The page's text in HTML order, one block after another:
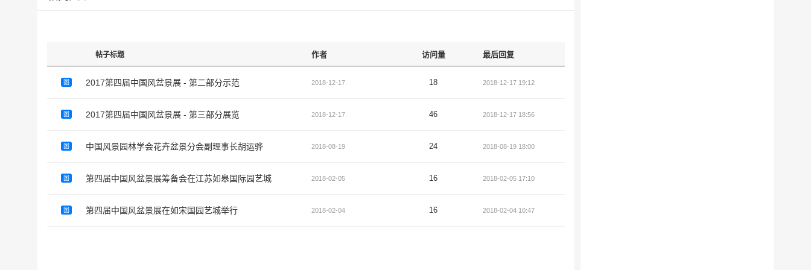
帖子标题 作者 访问量 最后回复
图 2017第四届中国风盆景展 - 第二部分示范 2018-12-17 18 2018-12-17 19:12
图 2017第四届中国风盆景展 - 第三部分展览 2018-12-17 46 2018-12-17 18:56
图 中国风景园林学会花卉盆景分会副理事长胡运骅 2018-08-19 24 2018-08-19 18:00
图 第四届中国风盆景展筹备会在江苏如皋国际园艺城 2018-02-05 16 2018-02-05 17:10
图 第四届中国风盆景展在如宋国园艺城举行 2018-02-04 16 2018-02-04 10:47